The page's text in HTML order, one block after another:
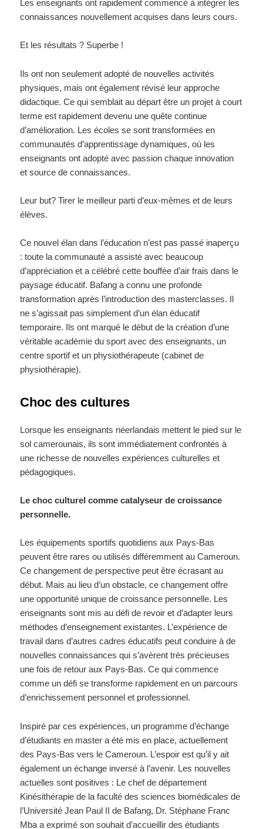
Les enseignants ont rapidement commencé à intégrer les
connaissances nouvellement acquises dans leurs cours.
Et les résultats ? Superbe !
Ils ont non seulement adopté de nouvelles activités
physiques, mais ont également révisé leur approche
didactique. Ce qui semblait au départ être un projet à court
terme est rapidement devenu une quête continue
d’amélioration. Les écoles se sont transformées en
communautés d’apprentissage dynamiques, où les
enseignants ont adopté avec passion chaque innovation
et source de connaissances.
Leur but? Tirer le meilleur parti d’eux-mêmes et de leurs
élèves.
Ce nouvel élan dans l’éducation n’est pas passé inaperçu
: toute la communauté a assisté avec beaucoup
d’appréciation et a célébré cette bouffée d’air frais dans le
paysage éducatif. Bafang a connu une profonde
transformation après l’introduction des masterclasses. Il
ne s’agissait pas simplement d’un élan éducatif
temporaire. Ils ont marqué le début de la création d’une
véritable académie du sport avec des enseignants, un
centre sportif et un physiothérapeute (cabinet de
physiothérapie).
Choc des cultures
Lorsque les enseignants néerlandais mettent le pied sur le
sol camerounais, ils sont immédiatement confrontés à
une richesse de nouvelles expériences culturelles et
pédagogiques.
Le choc culturel comme catalyseur de croissance
personnelle.
Les équipements sportifs quotidiens aux Pays-Bas
peuvent être rares ou utilisés différemment au Cameroun.
Ce changement de perspective peut être écrasant au
début. Mais au lieu d’un obstacle, ce changement offre
une opportunité unique de croissance personnelle. Les
enseignants sont mis au défi de revoir et d’adapter leurs
méthodes d’enseignement existantes. L’expérience de
travail dans d’autres cadres éducatifs peut conduire à de
nouvelles connaissances qui s’avèrent très précieuses
une fois de retour aux Pays-Bas. Ce qui commence
comme un défi se transforme rapidement en un parcours
d’enrichissement personnel et professionnel.
Inspiré par ces expériences, un programme d’échange
d’étudiants en master a été mis en place, actuellement
des Pays-Bas vers le Cameroun. L’espoir est qu’il y ait
également un échange inversé à l’avenir. Les nouvelles
actuelles sont positives : Le chef de département
Kinésithérapie de la faculté des sciences biomédicales de
l’Université Jean Paul II de Bafang, Dr. Stéphane Franc
Mba a exprimé son souhait d’accueillir des étudiants